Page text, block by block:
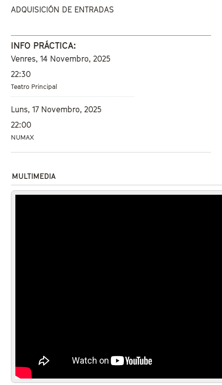
ADQUISICIÓN DE ENTRADAS
INFO PRÁCTICA:
Venres, 14 Novembro, 2025
22:30
Teatro Principal
Luns, 17 Novembro, 2025
22:00
NUMAX
MULTIMEDIA
Trailer de La tour de glace —